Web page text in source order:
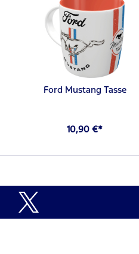
Ford Mustang Tasse
10,90 €*